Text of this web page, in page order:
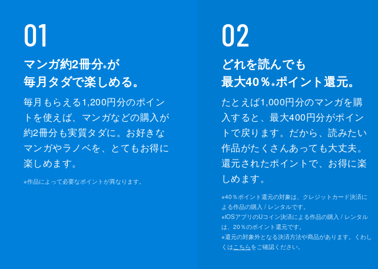
01
マンガ約2冊分※が
毎月タダで楽しめる。
毎月もらえる1,200円分のポイン
トを使えば、マンガなどの購入が
約2冊分も実質タダに。お好きな
マンガやラノベを、とてもお得に
楽しめます。
※作品によって必要なポイントが異なります。
02
どれを読んでも
最大40％ ※ポイント還元。
たとえば1,000円分のマンガを購
入すると、最大400円分がポイン
トで戻ります。だから、読みたい
作品がたくさんあっても大丈夫。
還元されたポイントで、お得に楽
しめます。
※40％ポイント還元の対象は、クレジットカード決済に
よる作品の購入 / レンタルです。
※iOSアプリのUコイン決済による作品の購入 / レンタル
は、20％のポイント還元です。
※還元の対象外となる決済方法や商品があります。くわし
くはこちらをご確認ください。